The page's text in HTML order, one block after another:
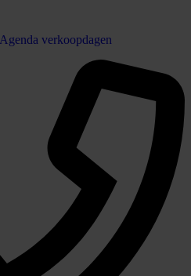
Agenda verkoopdagen